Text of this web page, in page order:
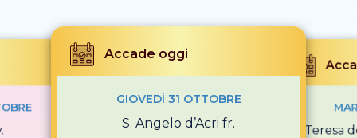
Accade oggi
GIOVEDÌ 31 OTTOBRE
S. Angelo d’Acri fr. S. Teresa